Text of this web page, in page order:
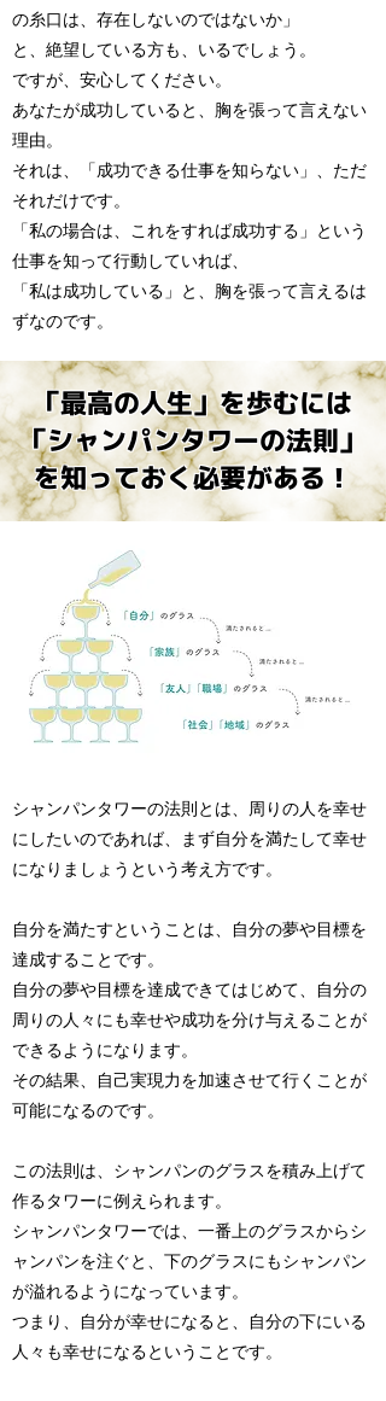
の糸口は、存在しないのではないか」
と、絶望している方も、いるでしょう。
ですが、安心してください。
あなたが成功していると、胸を張って言えない
理由。
それは、「成功できる仕事を知らない」、ただ
それだけです。
「私の場合は、これをすれば成功する」という
仕事を知って行動していれば、
「私は成功している」と、胸を張って言えるは
ずなのです。
「最高の人生」を歩むには
「シャンパンタワーの法則」
​を知っておく必要がある！
シャンパンタワーの法則とは、周りの人を幸せ
にしたいのであれば、まず自分を満たして幸せ
になりましょうという考え方です。
自分を満たすということは、自分の夢や目標を
達成することです。
自分の夢や目標を達成できてはじめて、自分の
周りの人々にも幸せや成功を分け与えることが
できるようになります。
その結果、自己実現力を加速させて行くことが
可能になるのです。
この法則は、シャンパンのグラスを積み上げて
作るタワーに例えられます。
シャンパンタワーでは、一番上のグラスからシ
ャンパンを注ぐと、下のグラスにもシャンパン
が溢れるようになっています。
つまり、自分が幸せになると、自分の下にいる
人々も幸せになるということです。